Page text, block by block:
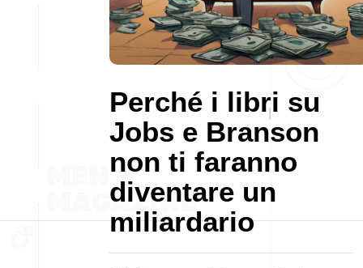
Perché i libri su
Jobs e Branson
non ti faranno
diventare un
miliardario